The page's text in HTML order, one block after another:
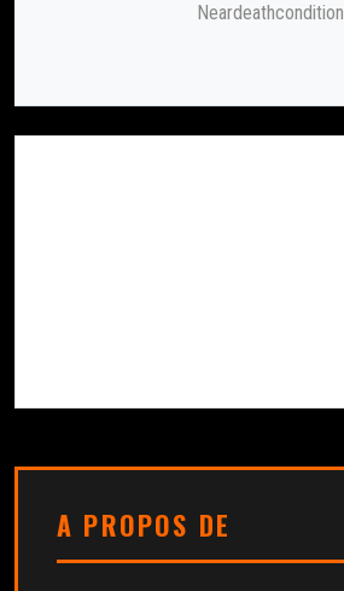
Neardeathcondition
A PROPOS DE